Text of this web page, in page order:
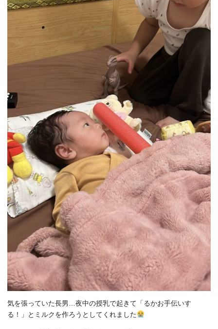
気を張っていた長男…夜中の授乳で起きて「るかお手伝いす
る！」とミルクを作ろうとしてくれました